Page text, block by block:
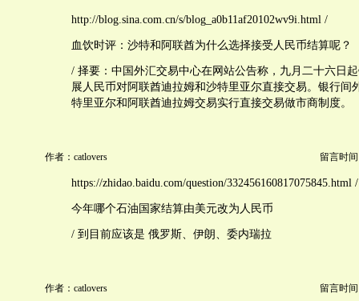
http://blog.sina.com.cn/s/blog_a0b11af20102wv9i.html /
血饮时评：沙特和阿联酋为什么选择接受人民币结算呢？
/ 择要：中国外汇交易中心在网站公告称，九月二十六日
展人民币对阿联酋迪拉姆和沙特里亚尔直接交易。银行间
特里亚尔和阿联酋迪拉姆交易实行直接交易做市商制度。
作者：catlovers 留言时间
https://zhidao.baidu.com/question/332456160817075845.html /
今年哪个石油国家结算由美元改为人民币
/ 到目前应该是 俄罗斯、伊朗、委内瑞拉
作者：catlovers 留言时间